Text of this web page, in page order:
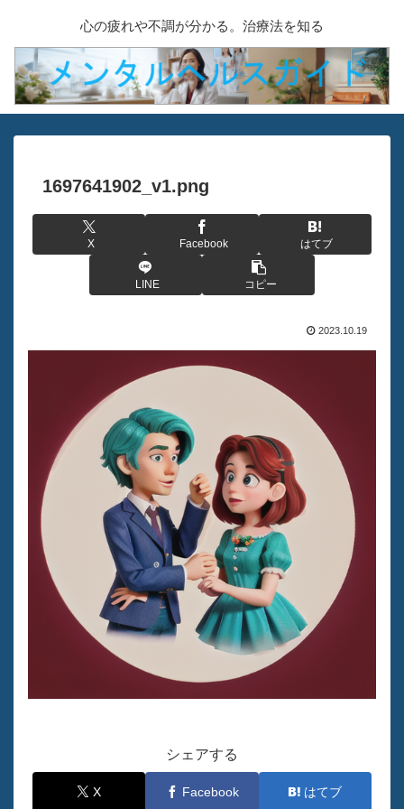
心の疲れや不調が分かる。治療法を知る
1697641902_v1.png
X Facebook はてブ
LINE コピー
2023.10.19
シェアする
X Facebook はてブ